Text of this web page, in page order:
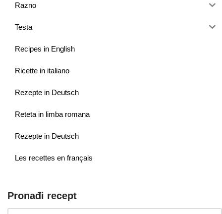
Razno
Testa
Recipes in English
Ricette in italiano
Rezepte in Deutsch
Reteta in limba romana
Rezepte in Deutsch
Les recettes en français
Pronađi recept